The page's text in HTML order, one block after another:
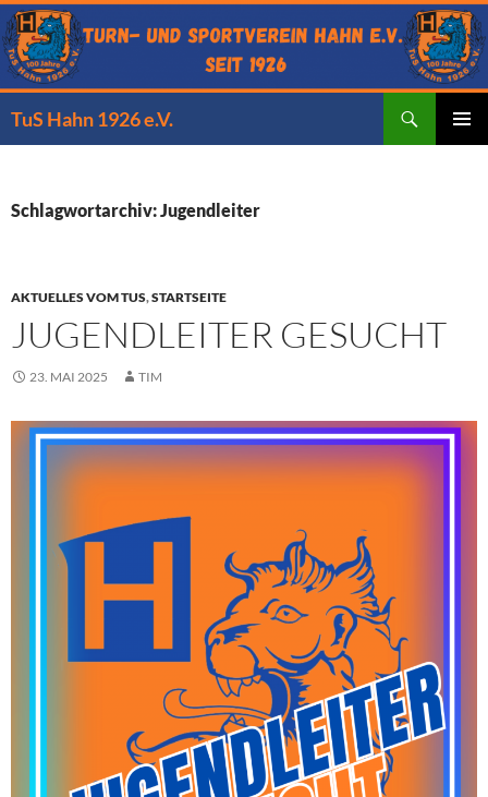
Zum
Inhalt
springen
TuS Hahn 1926 e.V.
Schlagwortarchiv: Jugendleiter
AKTUELLES VOM TUS,STARTSEITE
JUGENDLEITER GESUCHT
23. MAI 2025 TIM